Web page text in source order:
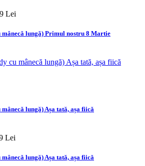
Lei
mânecă lungă) Primul nostru 8 Martie
lungă) Așa tată, așa fiică
Lei
lungă) Așa tată, așa fiică